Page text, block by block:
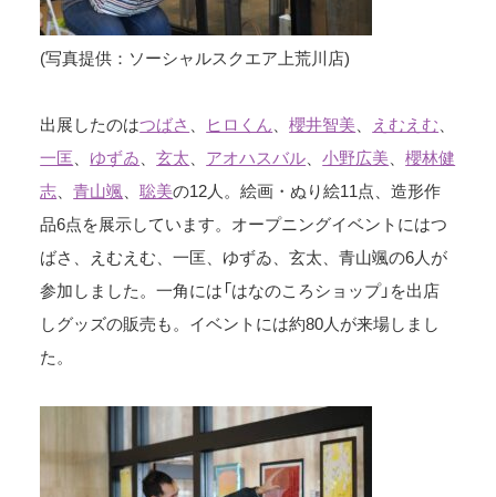
(写真提供：ソーシャルスクエア上荒川店)
出展したのはつばさ 、 ヒロくん、櫻井智美、 えむえむ、
一匡、 ゆずゐ、玄太、 アオハスバル、小野広美、櫻林健
志、青山颯、聡美の12人。絵画・ぬり絵11点、造形作
品6点を展示しています。オープニングイベントにはつ
ばさ、えむえむ、一匡、ゆずゐ、玄太、青山颯の6人が
参加しました。一角には「はなのころショップ」を出店
しグッズの販売も。イベントには約80人が来場しまし
た。